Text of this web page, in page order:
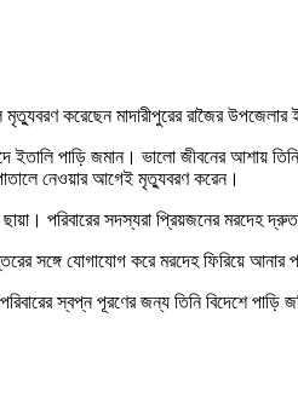
করেছেন মাদারীপুরের রাজৈর
ইতালি পাড়ি জমান। ভালো জীবনের আশায়
নেওয়ার আগেই মৃত্যুবরণ করেন।
পরিবারের সদস্যরা প্রিয়জনের মরদেহ
সঙ্গে যোগাযোগ করে মরদেহ ফিরিয়ে
স্বপ্ন পূরণের জন্য তিনি বিদেশে